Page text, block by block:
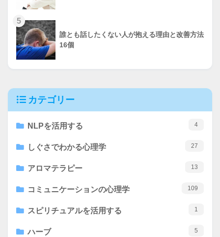
5
誰とも話したくない人が抱える理由と改善方法
16個
カテゴリー
NLPを活用する 4
しぐさでわかる心理学 27
アロマテラピー 13
コミュニケーションの心理学 109
スピリチュアルを活用する 1
ハーブ 5